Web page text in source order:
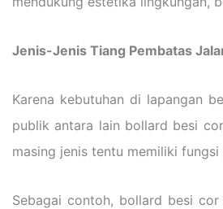
Jenis-Jenis Tiang Pembatas
Karena kebutuhan di lapangan
publik antara lain bollard besi
masing jenis tentu memiliki
Sebagai contoh, bollard besi